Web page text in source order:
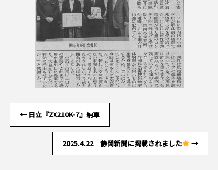
← 日立『ZX210K-7』納車
2025.4.22 静岡新聞に掲載されました →